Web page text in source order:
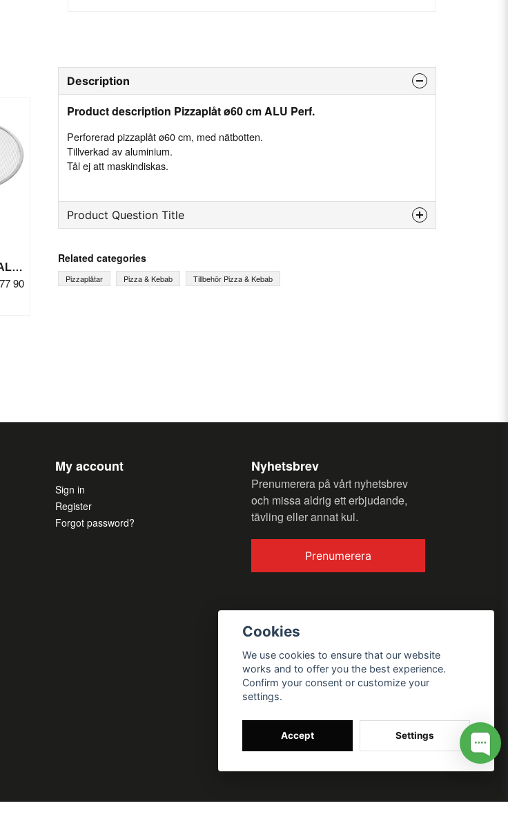
Pizzaplåt 45cm ALU Perf.
90
Description
Product description Pizzaplåt ø60 cm ALU Perf.
Perforerad pizzaplåt ø60 cm, med nätbotten.
Tillverkad av aluminium.
Tål ej att maskindiskas.
Product Question Title
Ask us something about this product...
Send question
Related categories
Pizzaplåtar Pizza & Kebab Tillbehör Pizza & Kebab
My account
Sign in
Register
Forgot password?
Nyhetsbrev
Prenumerera på vårt nyhetsbrev
och missa aldrig ett erbjudande,
tävling eller annat kul.
Prenumerera
Cookies
We use cookies to ensure that our website
works and to offer you the best experience.
Confirm your consent or customize your
settings.
Accept Settings